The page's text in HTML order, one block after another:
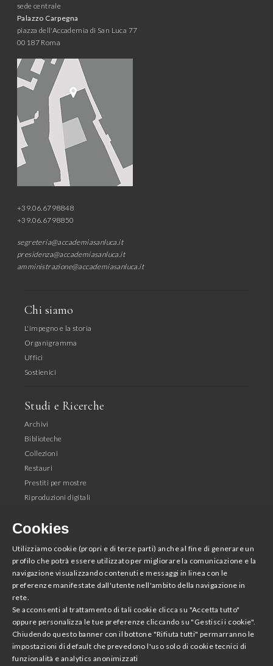
sede centrale
Palazzo Carpegna
piazza dell'Accademia di San Luca 77
00187 Roma
+39.06.6798848
+39.06.6798850
segreteria@accademiasanluca.it
presidenza@accademiasanluca.it
amministrazione@accademiasanluca.it
Chi siamo
L'impegno e la storia
Organigramma
Uffici
Sostienici
Studi e Ricerche
Archivi
Biblioteche
Collezioni
Restauri
Prestiti per mostre
Riproduzioni digitali
Seguici
Facebook
Instagram
Twitter
Scarica la App
Accademia Nazionale di San Luca
Cookies
Utilizziamo cookie (propri e di terze parti) anche al fine di generare un
profilo che potrà essere utilizzato per migliorare la comunicazione e la
navigazione visualizzando contenuti e messaggi in linea con le
preferenze manifestate dall'utente nell'ambito della navigazione in
rete.
Se acconsenti al trattamento di tali cookie clicca su "Accetta tutto"
oppure personalizza le tue preferenze cliccando su "Gestisci i cookie".
Chiudendo questo banner con il bottone "Rifiuta tutti" permarranno le
impostazioni di default che prevedono l'uso solo di cookie tecnici di
funzionalità e analytics anonimizzati